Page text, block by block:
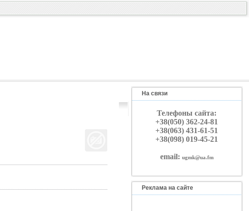
На связи
Телефоны сайта:
+38(050) 362-24-81
+38(063) 431-61-51
+38(098) 019-45-21
email: ugmk@ua.fm
Реклама на сайте